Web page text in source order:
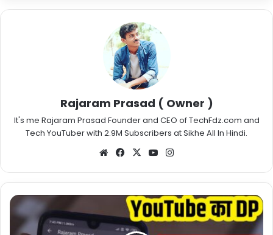
Rajaram Prasad ( Owner )
It's me Rajaram Prasad Founder and CEO of TechFdz.com and
Tech YouTuber with 2.9M Subscribers at Sikhe All In Hindi.
WebsiteFacebook
X YouTube